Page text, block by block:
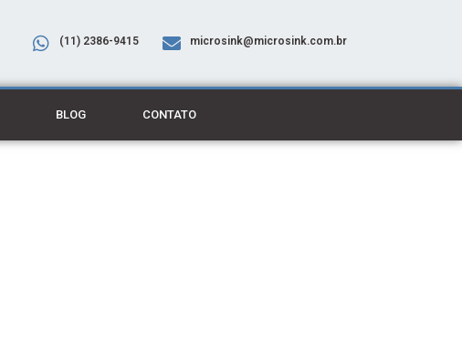
(11) 2386-9415 microsink@microsink.com.br
BLOG CONTATO